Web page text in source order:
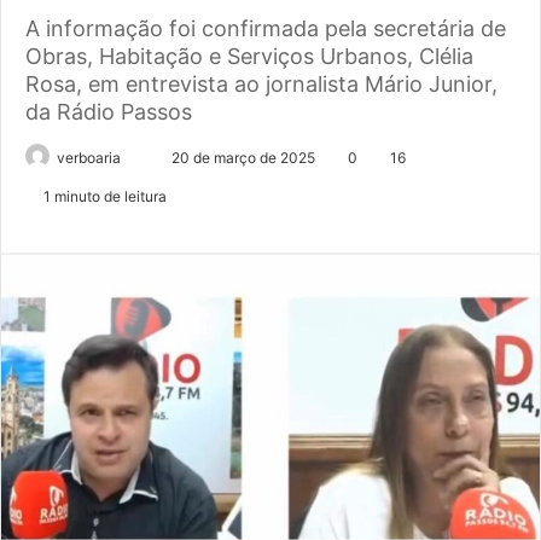
A informação foi confirmada pela secretária de
Obras, Habitação e Serviços Urbanos, Clélia
Rosa, em entrevista ao jornalista Mário Junior,
da Rádio Passos
verboaria
Mande20 de março de 2025 0 16
1 minuto de leitura